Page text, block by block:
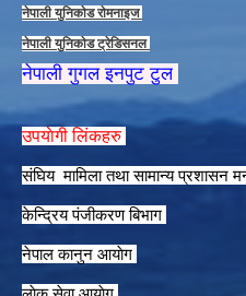
नेपाली युनिकाेड राेमनाइज
नेपाली युनिकाेड ट्रेडिसनल
नेपाली गुगल इनपुट टुल
उपयाेगी लिंकहरु
संघिय मामिला तथा सामान्य प्रशासन
केन्द्रिय पंजीकरण बिभाग
नेपाल कानुन आयाेग